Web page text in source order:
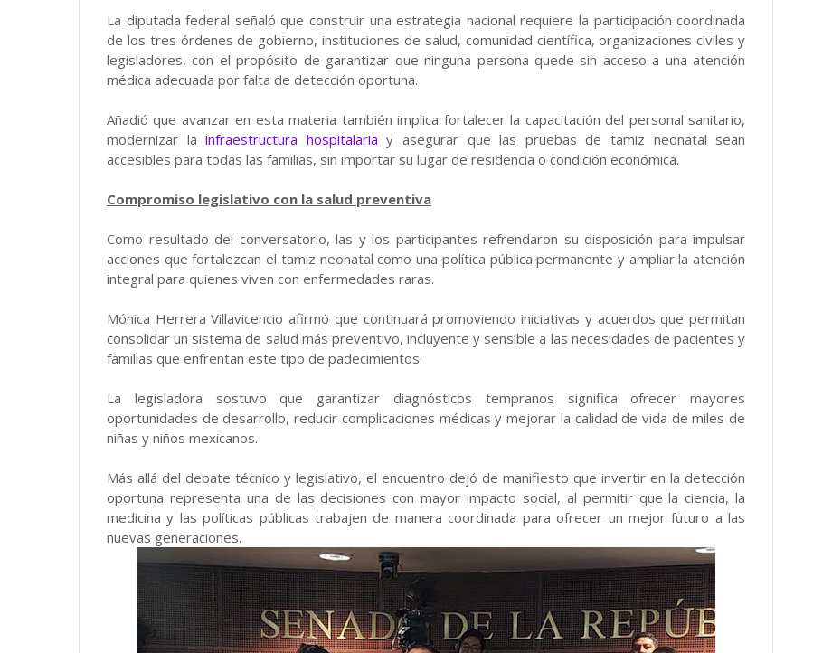
La diputada federal señaló que construir una estrategia nacional requiere la participación coordinada
de los tres órdenes de gobierno, instituciones de salud, comunidad científica, organizaciones civiles y
legisladores, con el propósito de garantizar que ninguna persona quede sin acceso a una atención
médica adecuada por falta de detección oportuna.
Añadió que avanzar en esta materia también implica fortalecer la capacitación del personal sanitario,
modernizar lainfraestructura hospitalaria y asegurar que las pruebas de tamiz neonatal sean
accesibles para todas las familias, sin importar su lugar de residencia o condición económica.
Compromiso legislativo con la salud preventiva
Como resultado del conversatorio, las y los participantes refrendaron su disposición para impulsar
acciones que fortalezcan el tamiz neonatal como una política pública permanente y ampliar la atención
integral para quienes viven con enfermedades raras.
Mónica Herrera Villavicencio afirmó que continuará promoviendo iniciativas y acuerdos que permitan
consolidar un sistema de salud más preventivo, incluyente y sensible a las necesidades de pacientes y
familias que enfrentan este tipo de padecimientos.
La legisladora sostuvo que garantizar diagnósticos tempranos significa ofrecer mayores
oportunidades de desarrollo, reducir complicaciones médicas y mejorar la calidad de vida de miles de
niñas y niños mexicanos.
Más allá del debate técnico y legislativo, el encuentro dejó de manifiesto que invertir en la detección
oportuna representa una de las decisiones con mayor impacto social, al permitir que la ciencia, la
medicina y las políticas públicas trabajen de manera coordinada para ofrecer un mejor futuro a las
nuevas generaciones.